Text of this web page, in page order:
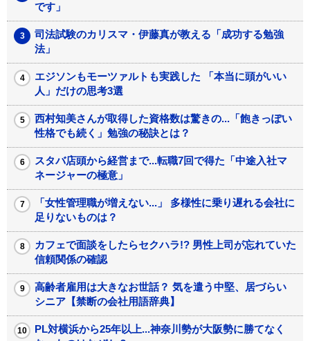
です」
司法試験のカリスマ・伊藤真が教える「成功する勉強
法」
エジソンもモーツァルトも実践した 「本当に頭がいい
人」だけの思考3選
西村知美さんが取得した資格数は驚きの...「飽きっぽい
性格でも続く」勉強の秘訣とは？
スタバ店頭から経営まで...転職7回で得た「中途入社マ
ネージャーの極意」
「女性管理職が増えない...」 多様性に乗り遅れる会社に
足りないものは？
カフェで面談をしたらセクハラ!? 男性上司が忘れていた
信頼関係の確認
高齢者雇用は大きなお世話？ 気を遣う中堅、居づらい
シニア【禁断の会社用語辞典】
PL対横浜から25年以上...神奈川勢が大阪勢に勝てなく